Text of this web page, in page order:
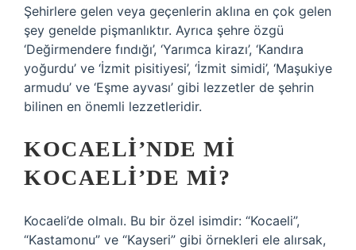
Şehirlere gelen veya geçenlerin aklına en çok gelen
şey genelde pişmanlıktır. Ayrıca şehre özgü
‘Değirmendere fındığı’, ‘Yarımca kirazı’, ‘Kandıra
yoğurdu’ ve ‘İzmit pisitiyesi’, ‘İzmit simidi’, ‘Maşukiye
armudu’ ve ‘Eşme ayvası’ gibi lezzetler de şehrin
bilinen en önemli lezzetleridir.
KOCAELI’NDE MI
KOCAELI’DE MI?
Kocaeli’de olmalı. Bu bir özel isimdir: “Kocaeli”,
“Kastamonu” ve “Kayseri” gibi örnekleri ele alırsak,